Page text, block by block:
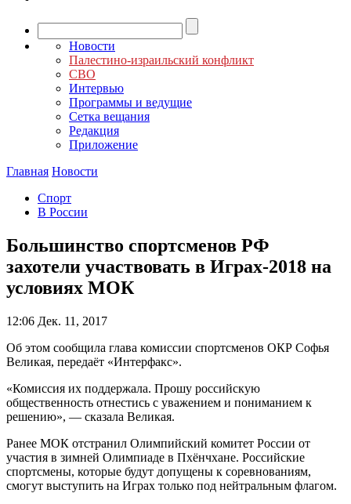
Новости
Палестино-израильский конфликт
СВО
Интервью
Программы и ведущие
Сетка вещания
Редакция
Приложение
Главная Новости
Спорт
В России
Большинство спортсменов РФ
захотели участвовать в Играх-2018 на
условиях МОК
12:06 Дек. 11, 2017
Об этом сообщила глава комиссии спортсменов ОКР Софья
Великая, передаёт «Интерфакс».
«Комиссия их поддержала. Прошу российскую
общественность отнестись с уважением и пониманием к
решению», — сказала Великая.
Ранее МОК отстранил Олимпийский комитет России от
участия в зимней Олимпиаде в Пхёнчхане. Российские
спортсмены, которые будут допущены к соревнованиям,
смогут выступить на Играх только под нейтральным флагом.